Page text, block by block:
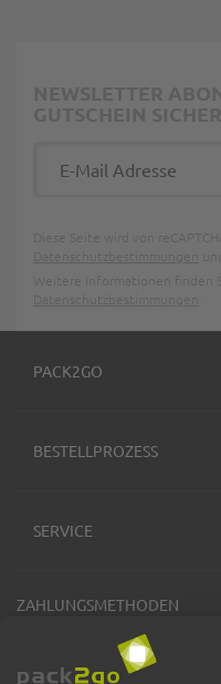
PACK2GO
BESTELLPROZESS
SERVICE
ZAHLUNGSMETHODEN